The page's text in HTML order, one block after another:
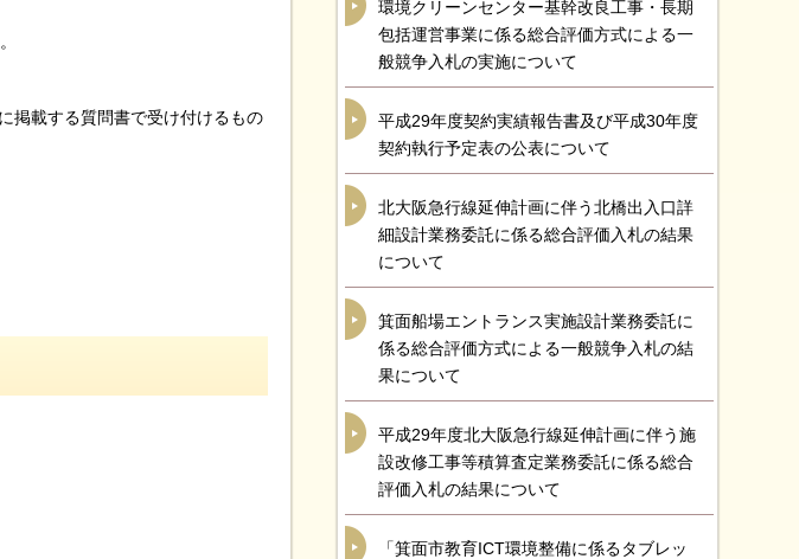
掲載する質問書で受け付けるもの
環境クリーンセンター基幹改良工事・長期
包括運営事業に係る総合評価方式による一
般競争入札の実施について
平成29年度契約実績報告書及び平成30年度
契約執行予定表の公表について
北大阪急行線延伸計画に伴う北橋出入口詳
細設計業務委託に係る総合評価入札の結果
について
箕面船場エントランス実施設計業務委託に
係る総合評価方式による一般競争入札の結
果について
平成29年度北大阪急行線延伸計画に伴う施
設改修工事等積算査定業務委託に係る総合
評価入札の結果について
「箕面市教育ICT環境整備に係るタブレッ